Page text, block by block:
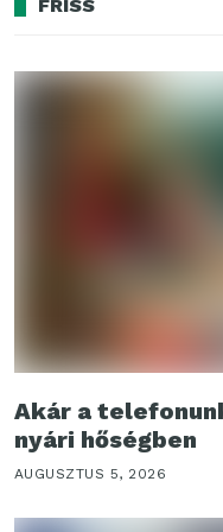
FRISS
Akár a
nyári hőségben
AUGUSZTUS 5, 2026